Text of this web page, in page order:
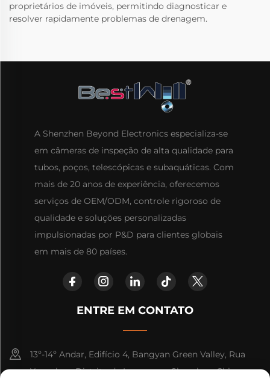
proprietários de imóveis, permitindo diagnosticar e
resolver rapidamente problemas de drenagem.
A Shenzhen Beyond Electronics especializa-se
em câmeras de inspeção de alta qualidade para
tubos, poços, telescópicas e subaquáticas. Com
mais de 20 anos de experiência, oferecemos
serviços de OEM/ODM, controle rigoroso de
qualidade e soluções personalizadas
impulsionadas por P&D para clientes globais
em mais de 80 países.
ENTRE EM CONTATO
13º-14º Andar, Edifício 4, Bangyan Green Valley, Rua
Yuanshan, Distrito de Longgang, Shenzhen, China.